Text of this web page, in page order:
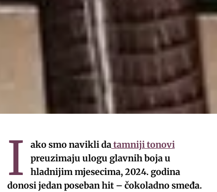
I ako smo navikli datamniji tonovi
preuzimaju ulogu glavnih boja u
hladnijim mjesecima, 2024. godina
donosi jedan poseban hit – čokoladno smeđa.